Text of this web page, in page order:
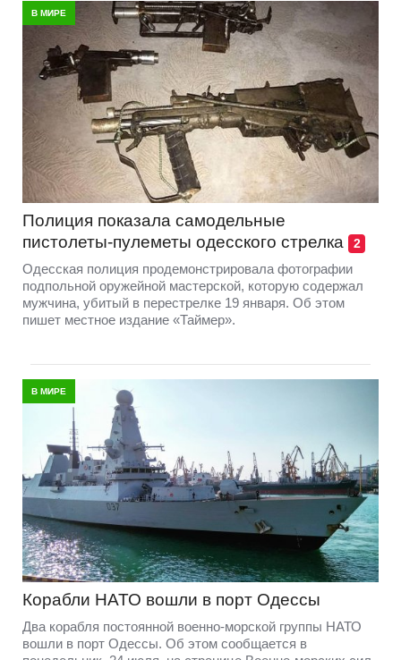
В МИРЕ
Полиция показала самодельные
пистолеты-пулеметы одесского стрелка
2
Одесская полиция продемонстрировала фотографии
подпольной оружейной мастерской, которую содержал
мужчина, убитый в перестрелке 19 января. Об этом
пишет местное издание «Таймер».
В МИРЕ
Корабли НАТО вошли в порт Одессы
Два корабля постоянной военно-морской группы НАТО
вошли в порт Одессы. Об этом сообщается в